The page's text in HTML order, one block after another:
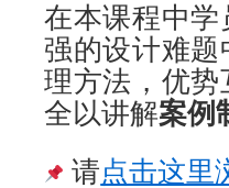
在本课程中
强的设计难
理方法，优
全以讲解案例
请点击这里